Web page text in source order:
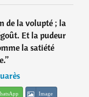
de la volupté ; la
Et la pudeur
la satiété
”
Image